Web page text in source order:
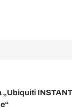
„Ubiquiti INSTANT